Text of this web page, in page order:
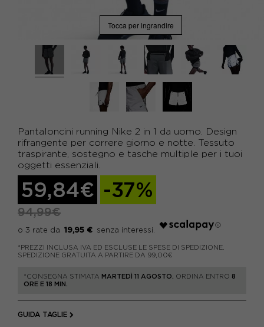
Tocca per ingrandire
Pantaloncini running Nike 2 in 1 da uomo. Design
rifrangente per correre giorno e notte. Tessuto
traspirante, sostegno e tasche multiple per i tuoi
oggetti essenziali.
59,84€ -37%
94,99€
19,95 €
*PREZZI INCLUSA IVA ED ESCLUSE LE SPESE DI SPEDIZIONE.
SPEDIZIONE GRATUITA A PARTIRE DA 99,00€
*CONSEGNA STIMATA MARTEDÌ 11 AGOSTO. ORDINA ENTRO 8
ORE E 18 MIN.
GUIDA TAGLIE